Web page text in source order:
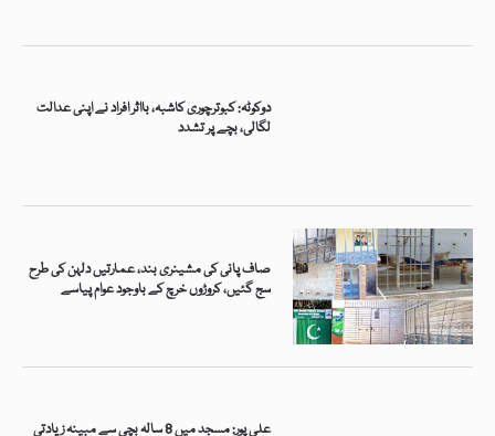
دوکوٹہ: کبوترچوری کاشبہ، بااثر افراد نے اپنی عدالت
لگالی، بچے پر تشدد
صاف پانی کی مشینری بند، عمارتیں دلہن کی طرح
سج گئیں، کروڑوں خرچ کے باوجود عوام پیاسے
علی پور: مسجد میں 8 سالہ بچی سے مبینہ زیادتی